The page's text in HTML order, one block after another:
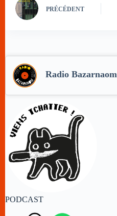
PRÉCÉDENT
Radio Bazarnaom
PODCAST